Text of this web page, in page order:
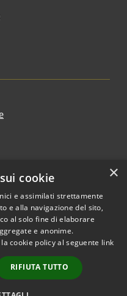
Copyright © 2026 • Comune di
Desio • Powered by
Municipium•
Accesso
redazione
×
cookie
e assimilati strettamente
e alla navigazione del sito,
al solo fine di elaborare
e anonime.
cookie policy al seguente link
RIFIUTA TUTTO